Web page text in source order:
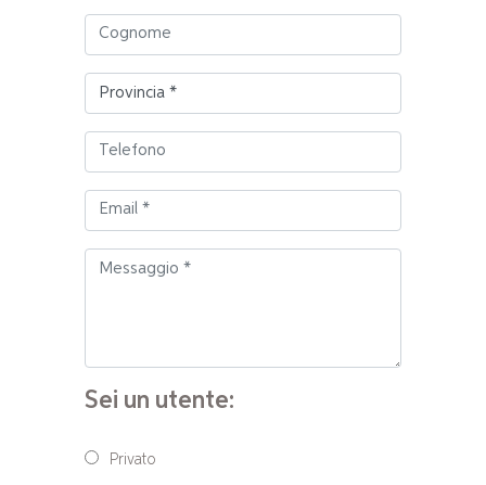
Sei un utente:
Privato